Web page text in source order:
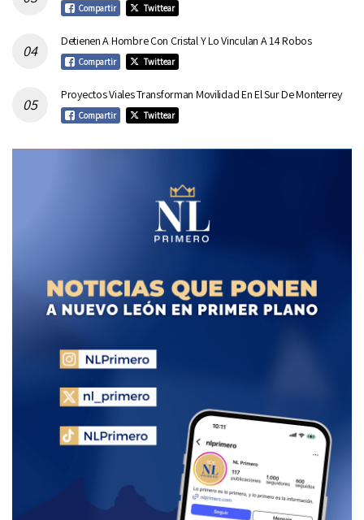
Compartir Twittear
Detienen A Hombre Con Cristal Y Lo Vinculan A 14 Robos
Compartir Twittear
Proyectos Viales Transforman Movilidad En El Sur De Monterrey
Compartir Twittear